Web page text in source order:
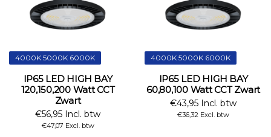
4000K 5000K 6000K
IP65 LED HIGH BAY
120,150,200 Watt CCT
Zwart
€56,95 Incl. btw
€47,07 Excl. btw
4000K 5000K 6000K
IP65 LED HIGH BAY
60,80,100 Watt CCT Zwart
€43,95 Incl. btw
€36,32 Excl. btw